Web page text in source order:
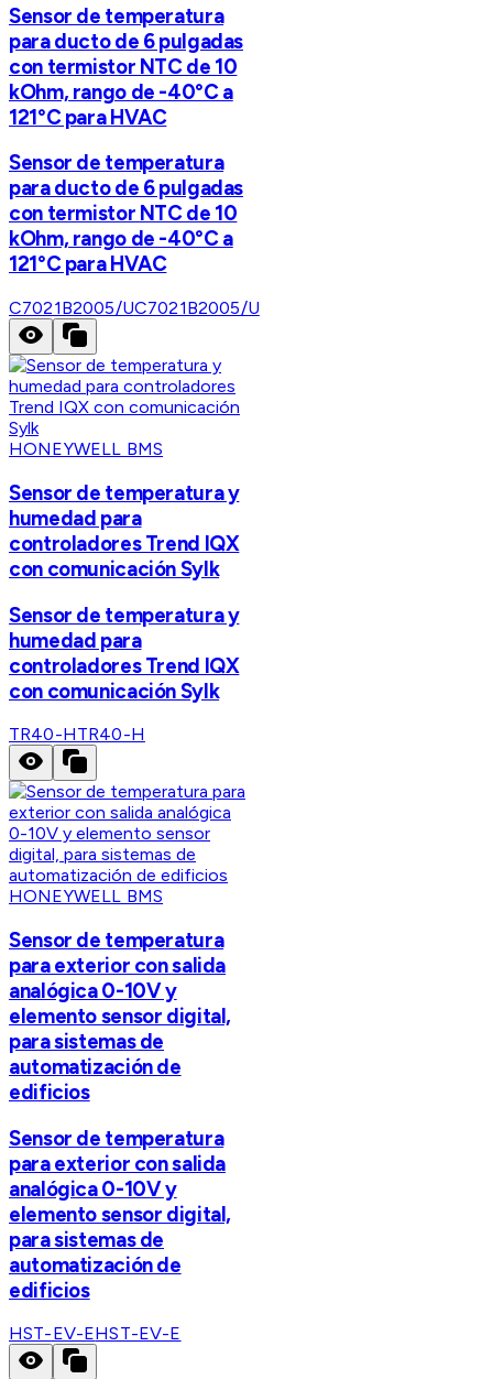
Sensor de temperatura
para ducto de 6 pulgadas
con termistor NTC de 10
kOhm, rango de -40°C a
121°C para HVAC
Sensor de temperatura
para ducto de 6 pulgadas
con termistor NTC de 10
kOhm, rango de -40°C a
121°C para HVAC
C7021B2005/UC7021B2005/U
HONEYWELL BMS
Sensor de temperatura y
humedad para
controladores Trend IQX
con comunicación Sylk
Sensor de temperatura y
humedad para
controladores Trend IQX
con comunicación Sylk
TR40-HTR40-H
HONEYWELL BMS
Sensor de temperatura
para exterior con salida
analógica 0-10V y
elemento sensor digital,
para sistemas de
automatización de
edificios
Sensor de temperatura
para exterior con salida
analógica 0-10V y
elemento sensor digital,
para sistemas de
automatización de
edificios
HST-EV-EHST-EV-E